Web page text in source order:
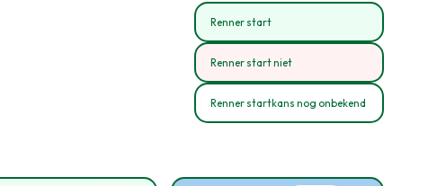
Renner start
Renner start niet
Renner startkans nog onbekend